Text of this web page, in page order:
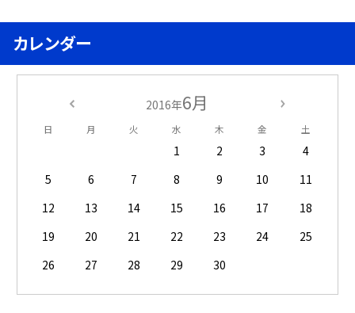
カレンダー
2016年6月
日 月 火 水 木 金 土
1 2 3
4
5
6 7 8 9 10
11
12
13 14 15 16 17
18
19
20 21 22 23 24
25
26
27 28 29 30